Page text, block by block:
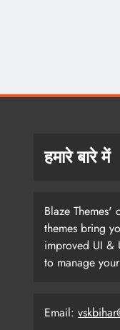
हमारे बारे में
Blaze
themes bring
improved UI &
to manage
Email: